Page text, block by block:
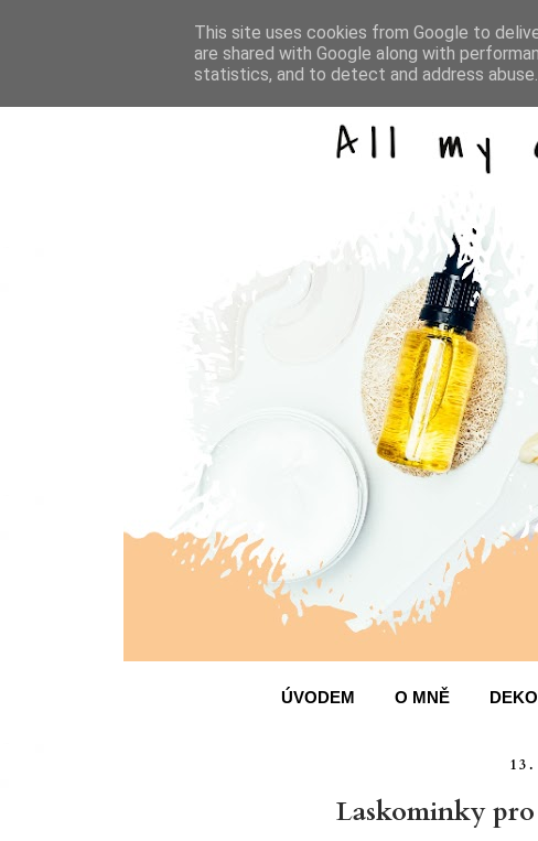
ÚVODEM O MNĚ
Laskominky
This site uses cookies from Google to
are shared with Google along with
statistics, and to detect and address abuse.